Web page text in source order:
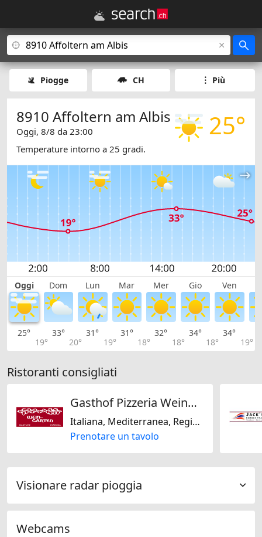
Piogge CH Più
25°
8910 Affoltern am Albis
Oggi, 8/8 da 23:00
Temperature intorno a 25 gradi.
Oggi Dom Lun Mar Mer Gio Ven
25°
19°
33°
20°
31°
19°
31°
18°
32°
18°
34°
18°
34°
19°
Ristoranti consigliati
Gasthof Pizzeria Weingarten
Italiana, Mediterranea, Regionale, Svizzera, Stagionale, Senza lattosio, Senza glutine
Prenotare un tavolo
Visionare radar pioggia
Webcams